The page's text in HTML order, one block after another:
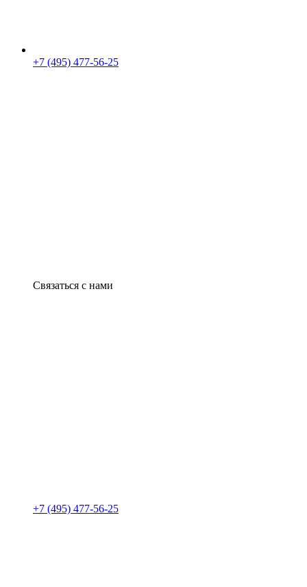
+7 (495) 477-56-25
Связаться с нами
+7 (495) 477-56-25